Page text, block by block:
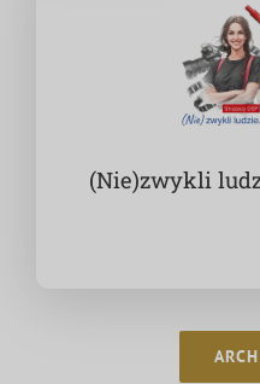
(Nie)zwykli